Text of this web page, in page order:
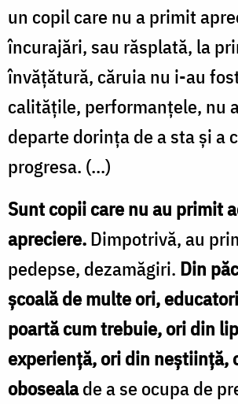
un copil care nu a primit
încurajări, sau răsplată, la
învăţătură, căruia nu i-au
calităţile, performanţele, nu
departe dorinţa de a sta şi a
progresa. (...)
Sunt copii care nu au primit
apreciere.Dimpotrivă, au
pedepse, dezamăgiri. Din
şcoală de multe ori,
poartă cum trebuie, ori din
experienţă, ori din neştiinţă,
obosealade a se ocupa de